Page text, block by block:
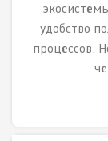
удобство
процессов.